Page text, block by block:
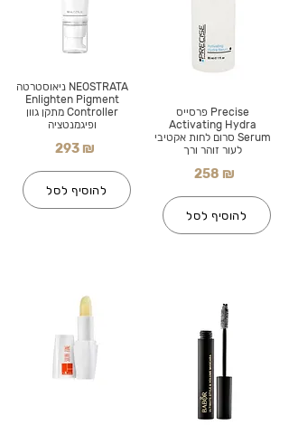
NEOSTRATA ניאוסטרטה
Enlighten Pigment
Controller מתקן גוון
ופיגמנטציה
293 ₪
להוסיף לסל
Precise פרסייס
Activating Hydra
Serum סרום לחות אקטיבי
לעור זוהר ורך
258 ₪
להוסיף לסל